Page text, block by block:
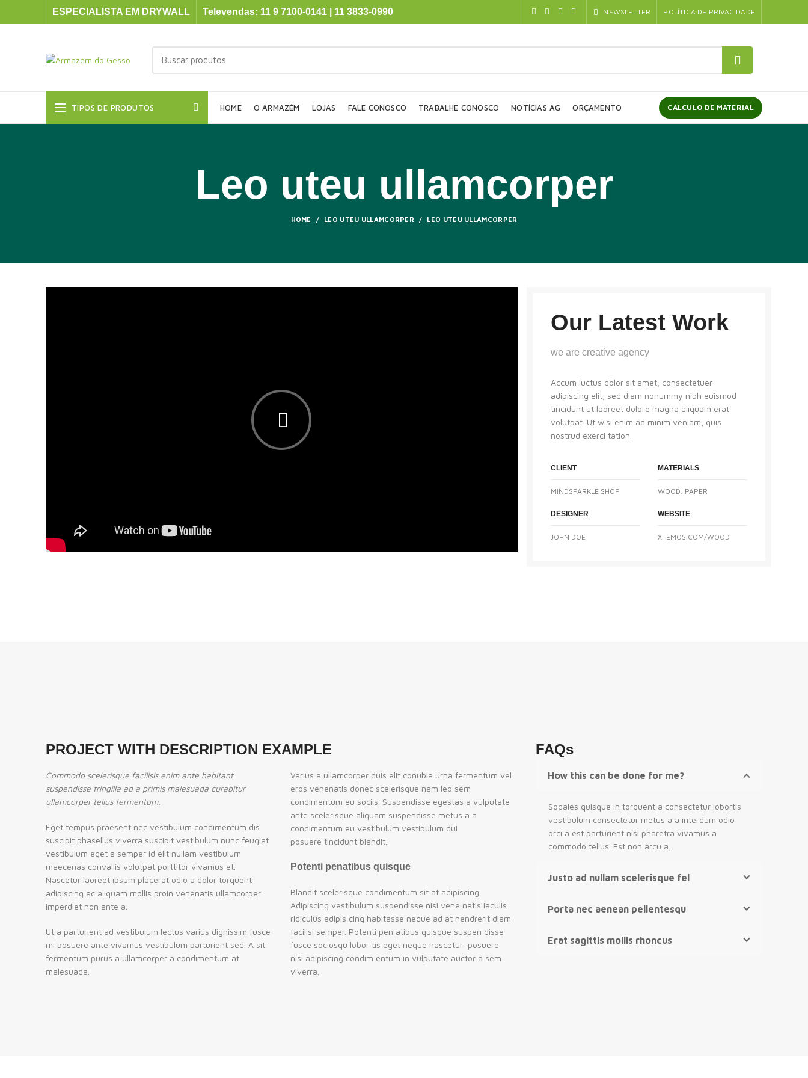
ESPECIALISTA EM DRYWALL Televendas: 11 9 7100-0141 | 11 3833-0990 NEWSLETTER POLÍTICA DE PRIVACIDADE
TIPOS DE PRODUTOS HOME O ARMAZÉM LOJAS FALE CONOSCO TRABALHE CONOSCO NOTÍCIAS AG ORÇAMENTO CÁLCULO DE MATERIAL
Leo uteu ullamcorper
HOME LEO UTEU ULLAMCORPER LEO UTEU ULLAMCORPER
Our Latest Work
we are creative agency
Accum luctus dolor sit amet, consectetuer
adipiscing elit, sed diam nonummy nibh euismod
tincidunt ut laoreet dolore magna aliquam erat
volutpat. Ut wisi enim ad minim veniam, quis
nostrud exerci tation.
CLIENT
MINDSPARKLE SHOP
DESIGNER
JOHN DOE
MATERIALS
WOOD, PAPER
WEBSITE
XTEMOS.COM/WOOD
PROJECT WITH DESCRIPTION EXAMPLE
Commodo scelerisque facilisis enim ante habitant
suspendisse fringilla ad a primis malesuada curabitur
ullamcorper tellus fermentum.
Eget tempus praesent nec vestibulum condimentum dis
suscipit phasellus viverra suscipit vestibulum nunc feugiat
vestibulum eget a semper id elit nullam vestibulum
maecenas convallis volutpat porttitor vivamus et.
Nascetur laoreet ipsum placerat odio a dolor torquent
adipiscing ac aliquam mollis proin venenatis ullamcorper
imperdiet non ante a.
Ut a parturient ad vestibulum lectus varius dignissim fusce
mi posuere ante vivamus vestibulum parturient sed. A sit
fermentum purus a ullamcorper a condimentum at
malesuada.
Varius a ullamcorper duis elit conubia urna fermentum vel
eros venenatis donec scelerisque nam leo sem
condimentum eu sociis. Suspendisse egestas a vulputate
ante scelerisque aliquam suspendisse metus a a
condimentum eu vestibulum vestibulum dui
posuere tincidunt blandit.
Potenti penatibus quisque
Blandit scelerisque condimentum sit at adipiscing.
Adipiscing vestibulum suspendisse nisi vene natis iaculis
ridiculus adipis cing habitasse neque ad at hendrerit diam
facilisi semper. Potenti pen atibus quisque suspen disse
fusce sociosqu lobor tis eget neque nascetur posuere
nisi adipiscing condim entum in vulputate auctor a sem
viverra.
FAQs
How this can be done for me?
Sodales quisque in torquent a consectetur lobortis
vestibulum consectetur metus a a interdum odio
orci a est parturient nisi pharetra vivamus a
commodo tellus. Est non arcu a.
Justo ad nullam scelerisque fel
Porta nec aenean pellentesqu
Erat sagittis mollis rhoncus